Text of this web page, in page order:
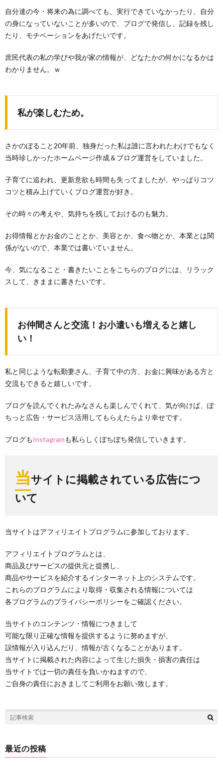
自分達の今・将来の為に調べても、実行できていなかったり、自分
の身になっていないことが多いので、ブログで発信し、記録を残し
たり、モチベーションをあげたいです。
庶民代表の私の学びや我が家の情報が、どなたかの何かになるかは
わかりません。ｗ
私が楽しむため。
さかのぼること20年前、独身だった私は誰に言われたわけでもなく
当時珍しかったホームページ作成＆ブログ運営をしていました。
子育てに追われ、更新意欲も時間も失ってましたが、やっぱりコツ
コツと積み上げていくブログ運営が好き。
その時々の考えや、気持ちを残しておけるのも魅力。
お得情報とかお金のこととか、美容とか、食べ物とか、本業とは関
係がないので、本業では書いていません。
今、気になること・書きたいことをこちらのブログには、リラック
スして、きままに書きたいです。
お仲間さんと交流！お小遣いも増えると嬉し
い！
私と同じような転勤妻さん、子育て中の方、お金に興味がある方と
交流もできると嬉しいです。
ブログを読んでくれたみなさんも楽しんでくれて、気が向けば、ぽ
ちっと広告・サービス活用してもらえたらより幸せです。
ブログもInstagramも私らしくぼちぼち発信していきます。
当サイトに掲載されている広告につ
いて
当サイトはアフィリエイトプログラムに参加しております。
アフィリエイトプログラムとは、
商品及びサービスの提供元と提携し、
商品やサービスを紹介するインターネット上のシステムです。
これらのプログラムにより取得・収集される情報については
各プログラムのプライバシーポリシーをご確認ください。
当サイトのコンテンツ・情報につきまして
可能な限り正確な情報を提供するように努めますが、
誤情報が入り込んだり、情報が古くなることがあります。
当サイトに掲載された内容によって生じた損失・損害の責任は
当サイトでは一切の責任を負いかねますので、
ご自身の責任におきましてご利用をお願い致します。
最近の投稿